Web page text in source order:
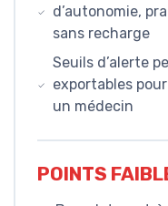
d’autonomie,
sans recharge
Seuils d’alerte
exportables
un médecin
POINTS